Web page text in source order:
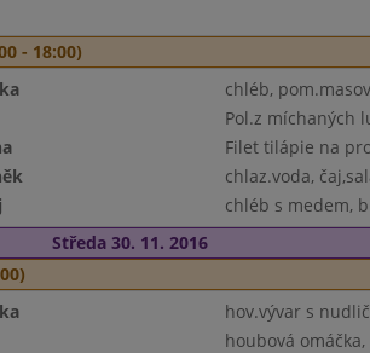
- 18:00)
chléb,
Pol.z míchaných
Filet tilápie na
chlaz.voda,
chléb s medem,
Středa 30. 11. 2016
hov.vývar s
houbová